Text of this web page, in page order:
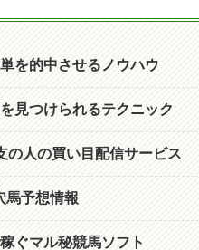
を的中させるノウハウ
見つけられるテクニック
の人の買い目配信サービス
馬予想情報
ぐマル秘競馬ソフト